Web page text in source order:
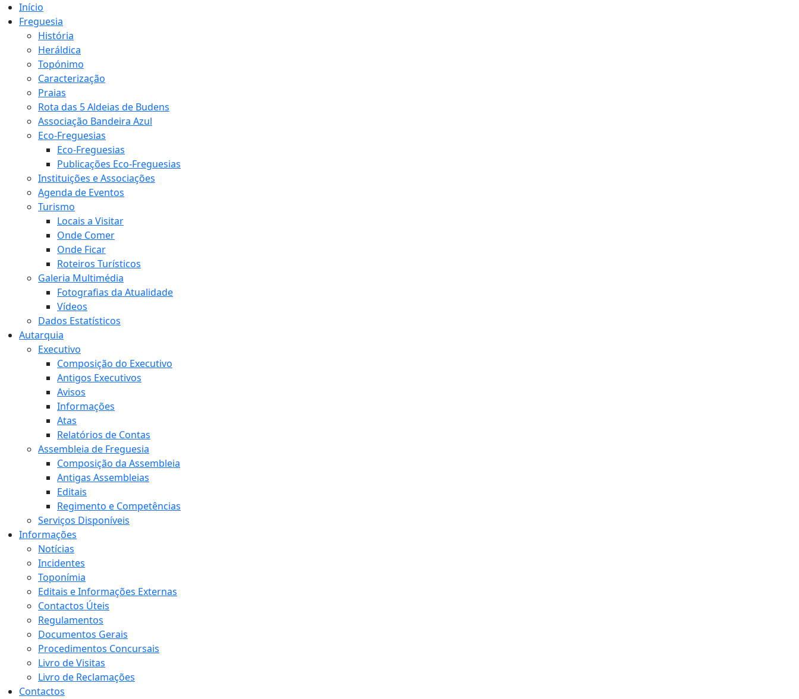
Início
Freguesia
História
Heráldica
Topónimo
Caracterização
Praias
Rota das 5 Aldeias de Budens
Associação Bandeira Azul
Eco-Freguesias
Eco-Freguesias
Publicações Eco-Freguesias
Instituições e Associações
Agenda de Eventos
Turismo
Locais a Visitar
Onde Comer
Onde Ficar
Roteiros Turísticos
Galeria Multimédia
Fotografias da Atualidade
Vídeos
Dados Estatísticos
Autarquia
Executivo
Composição do Executivo
Antigos Executivos
Avisos
Informações
Atas
Relatórios de Contas
Assembleia de Freguesia
Composição da Assembleia
Antigas Assembleias
Editais
Regimento e Competências
Serviços Disponíveis
Informações
Notícias
Incidentes
Toponímia
Editais e Informações Externas
Contactos Úteis
Regulamentos
Documentos Gerais
Procedimentos Concursais
Livro de Visitas
Livro de Reclamações
Contactos